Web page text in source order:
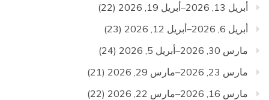
أبريل 13, 2026–أبريل 19, 2026
(22)
أبريل 6, 2026–أبريل 12, 2026
(23)
مارس 30, 2026–أبريل 5, 2026
(24)
مارس 23, 2026–مارس 29, 2026
(21)
مارس 16, 2026–مارس 22, 2026
(22)